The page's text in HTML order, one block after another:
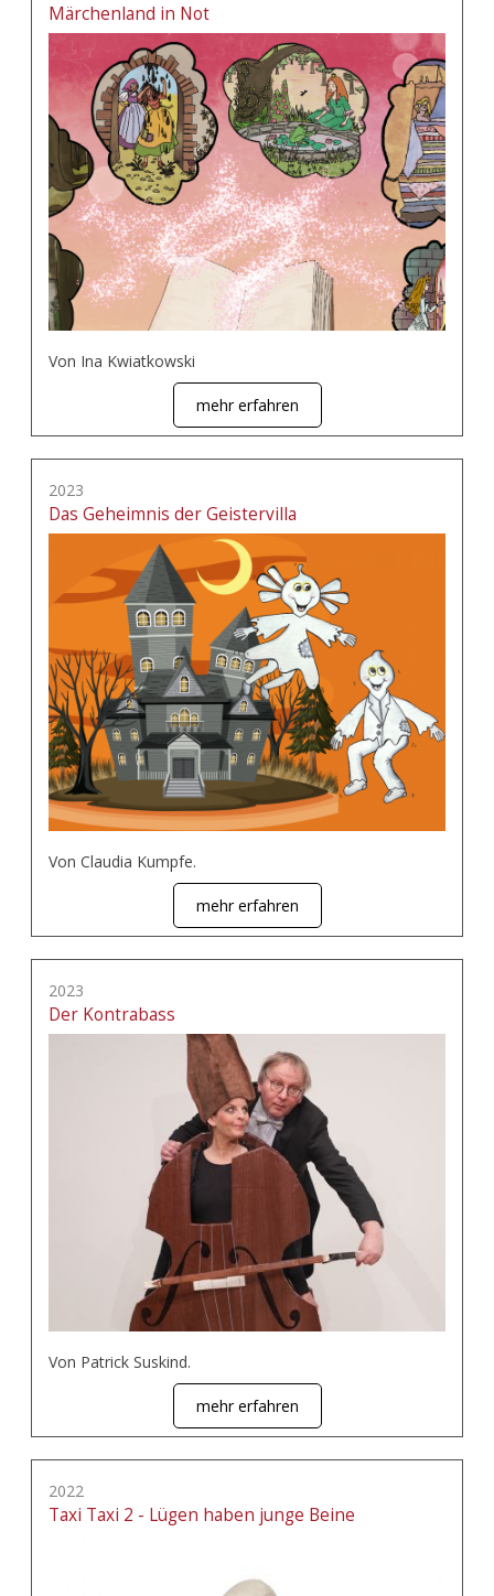
Märchenland in Not
Von Ina Kwiatkowski
mehr erfahren
2023
Das Geheimnis der Geistervilla
Von Claudia Kumpfe.
mehr erfahren
2023
Der Kontrabass
Von Patrick Suskind.
mehr erfahren
2022
Taxi Taxi 2 - Lügen haben junge Beine